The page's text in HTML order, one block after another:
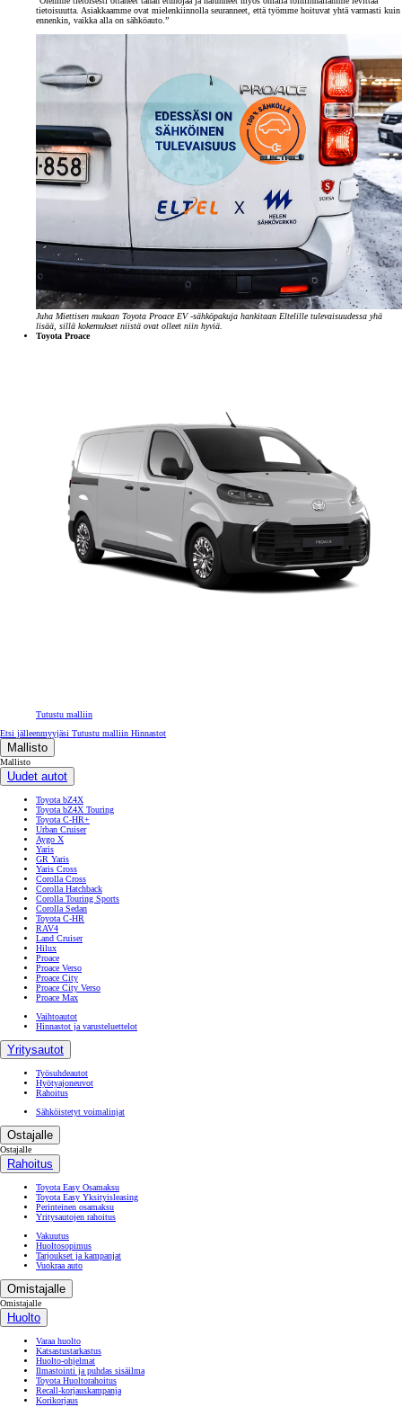
tietoisuutta. Asiakkaamme ovat mielenkiinnolla seuranneet, että työmme hoituvat yhtä varmasti kuin
ennenkin, vaikka alla on sähköauto.”
Juha Miettisen mukaan Toyota Proace EV -sähköpakuja hankitaan Eltelille tulevaisuudessa yhä
lisää, sillä kokemukset niistä ovat olleet niin hyviä.
Toyota Proace
Tutustu malliin
Etsi jälleenmyyjäsi Tutustu malliin Hinnastot
Mallisto
Mallisto
Uudet autot
Toyota bZ4X
Toyota bZ4X Touring
Toyota C-HR+
Urban Cruiser
Aygo X
Yaris
GR Yaris
Yaris Cross
Corolla Cross
Corolla Hatchback
Corolla Touring Sports
Corolla Sedan
Toyota C-HR
RAV4
Land Cruiser
Hilux
Proace
Proace Verso
Proace City
Proace City Verso
Proace Max
Vaihtoautot
Hinnastot ja varusteluettelot
Yritysautot
Työsuhdeautot
Hyötyajoneuvot
Rahoitus
Sähköistetyt voimalinjat
Ostajalle
Ostajalle
Rahoitus
Toyota Easy Osamaksu
Toyota Easy Yksityisleasing
Perinteinen osamaksu
Yritysautojen rahoitus
Vakuutus
Huoltosopimus
Tarjoukset ja kampanjat
Vuokraa auto
Omistajalle
Omistajalle
Huolto
Varaa huolto
Katsastustarkastus
Huolto-ohjelmat
Ilmastointi ja puhdas sisäilma
Toyota Huoltorahoitus
Recall-korjauskampanja
Korikorjaus